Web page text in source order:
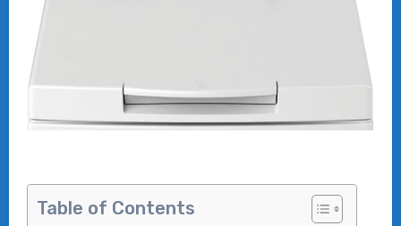
Table of Contents